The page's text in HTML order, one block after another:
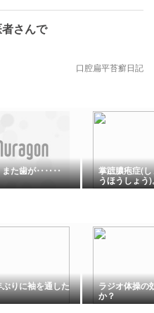
さんで
口腔扁平苔癬日記
また歯が‥‥‥ 掌蹠膿疱症(
うほうしょう
当に歯金属ア
りに袖を通した ラジオ体操の
か？